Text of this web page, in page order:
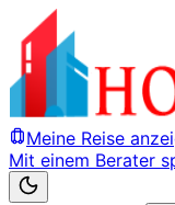
Meine Reise
Mit einem Berater